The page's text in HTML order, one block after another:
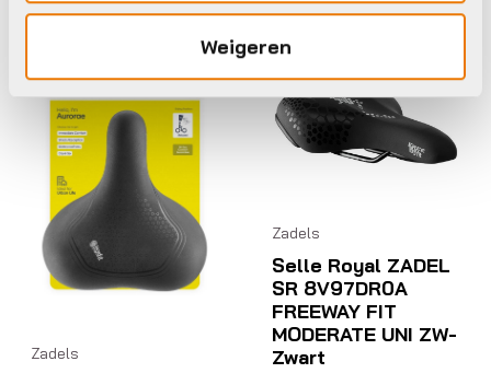
Weigeren
Selle Royal
Zadels
Selle Royal
Zadels
Selle Royal ZADEL
SR 8V97DR0A
FREEWAY FIT
MODERATE UNI ZW-
Zwart